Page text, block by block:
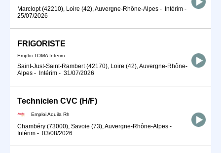
Marclopt (42210), Loire (42), Auvergne-Rhône-Alpes - Intérim -
25/07/2026
FRIGORISTE
Emploi TOMA Interim
Saint-Just-Saint-Rambert (42170), Loire (42), Auvergne-Rhône-
Alpes - Intérim - 31/07/2026
Technicien CVC (H/F)
Emploi Aquila Rh
Chambéry (73000), Savoie (73), Auvergne-Rhône-Alpes -
Intérim - 03/08/2026